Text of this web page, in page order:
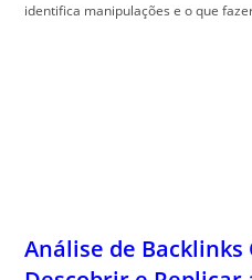
identifica manipulações e o que
Análise de